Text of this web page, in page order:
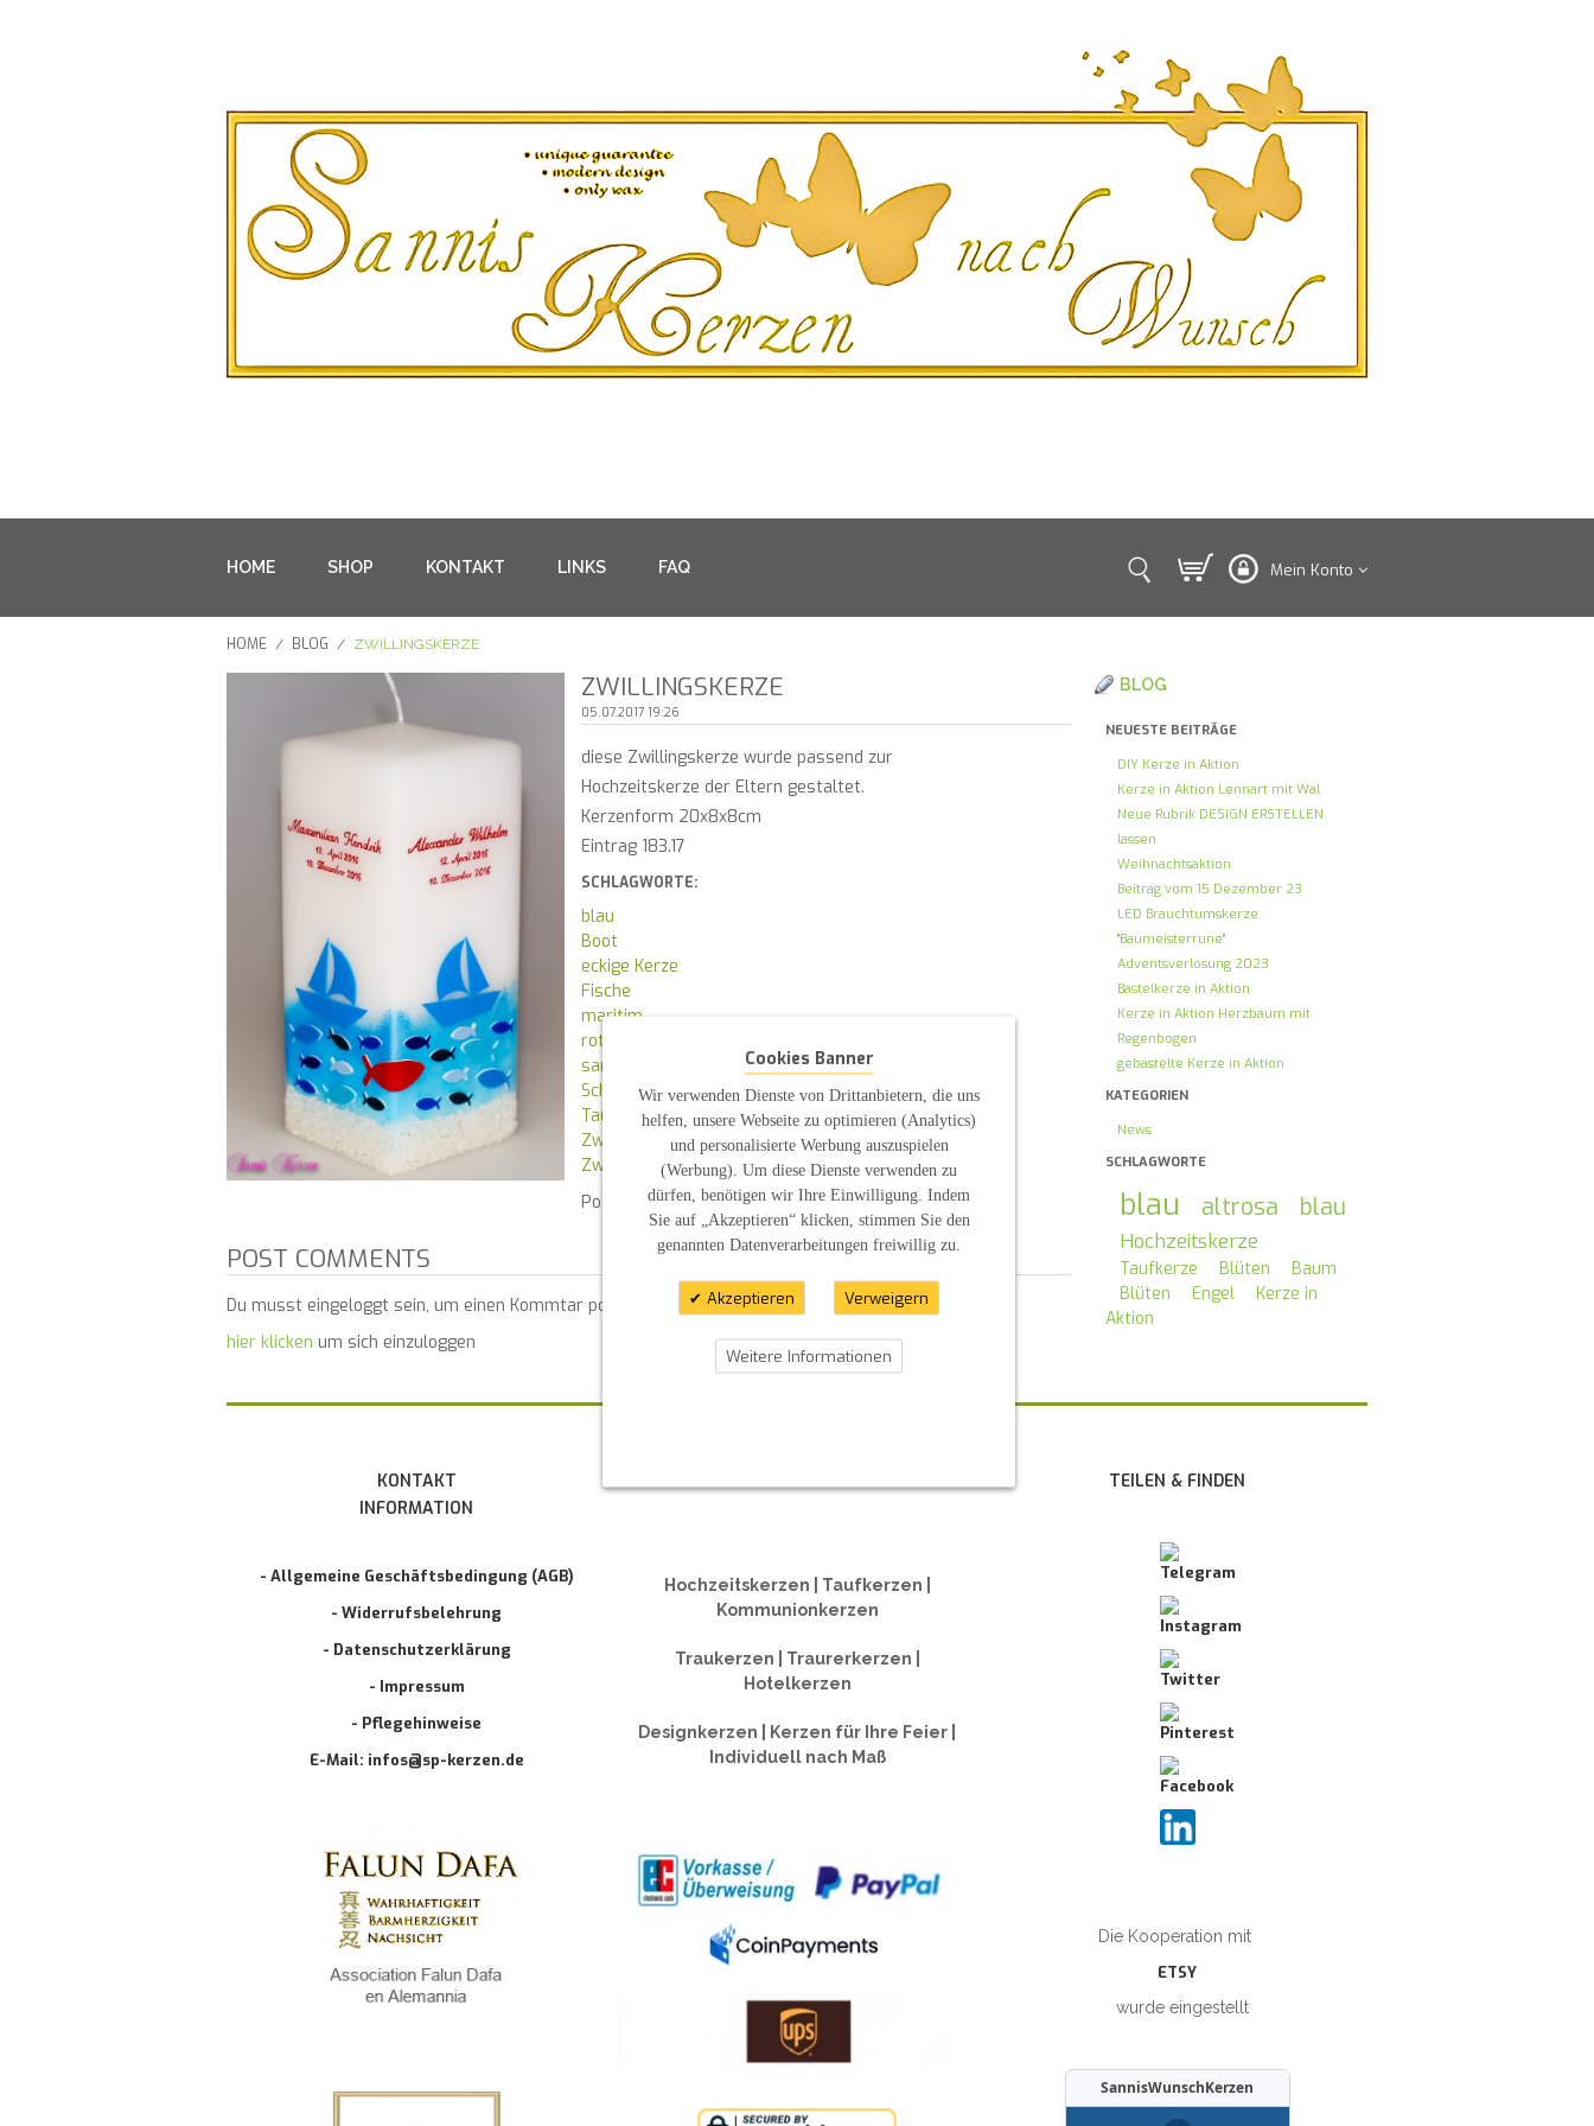
Mein Konto
HOME SHOP KONTAKT LINKS FAQ
HOME / BLOG / ZWILLINGSKERZE
ZWILLINGSKERZE
05.07.2017 19:26
diese Zwillingskerze wurde passend zur
Hochzeitskerze der Eltern gestaltet.
Kerzenform 20x8x8cm
Eintrag 183.17
SCHLAGWORTE:
blau
Boot
eckige Kerze
Fische
maritim
rot
sand
Schiff
Taufkerze
Zwillinge
Zwillingskerzen
Posted inNews By :S P
POST COMMENTS
Du musst eingeloggt sein, um einen Kommtar posten zu können.
hier klicken um sich einzuloggen
BLOG
NEUESTE BEITRÄGE
DIY Kerze in Aktion
Kerze in Aktion Lennart mit Wal
Neue Rubrik DESIGN ERSTELLEN
lassen
Weihnachtsaktion
Beitrag vom 15.Dezember 23
LED Brauchtumskerze
"Baumeisterrune"
Adventsverlosung 2023
Bastelkerze in Aktion
Kerze in Aktion Herzbaum mit
Regenbogen
gebastelte Kerze in Aktion
KATEGORIEN
News
SCHLAGWORTE
blau altrosa blau
Hochzeitskerze
Taufkerze Blüten
Baum
Blüten
Engel
Kerze in
Aktion
KONTAKT
INFORMATION
- Allgemeine Geschäftsbedingung (AGB)
- Widerrufsbelehrung
- Datenschutzerklärung
- Impressum
- Pflegehinweise
E-Mail: infos@sp-kerzen.de
Hochzeitskerzen | Taufkerzen |
Kommunionkerzen
Traukerzen | Traurerkerzen |
Hotelkerzen
Designkerzen | Kerzen für Ihre Feier |
Individuell nach Maß
TEILEN & FINDEN
Die Kooperation mit
ETSY
wurde eingestellt
SannisWunschKerzen
Cookies Banner
Wir verwenden Dienste von Drittanbietern, die uns
helfen, unsere Webseite zu optimieren (Analytics)
und personalisierte Werbung auszuspielen
(Werbung). Um diese Dienste verwenden zu
dürfen, benötigen wir Ihre Einwilligung. Indem
Sie auf „Akzeptieren“ klicken, stimmen Sie den
genannten Datenverarbeitungen freiwillig zu.
Akzeptieren Verweigern
Weitere Informationen